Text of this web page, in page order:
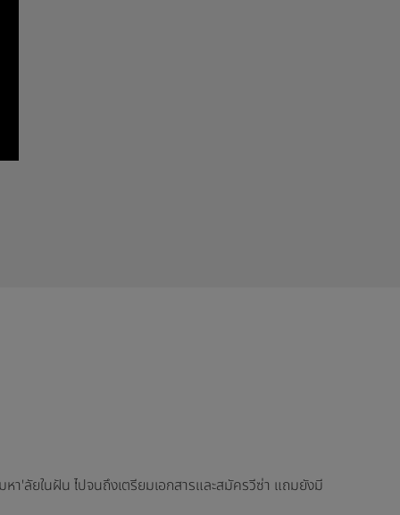
'ลัยในฝัน ไปจนถึงเตรียมเอกสารและสมัครวีซ่า แถมยังมี